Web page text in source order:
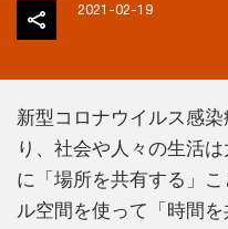
2021-02-19
新型コロナウイルス感
り、社会や人々の生活
に「場所を共有する」
ル空間を使って「時間